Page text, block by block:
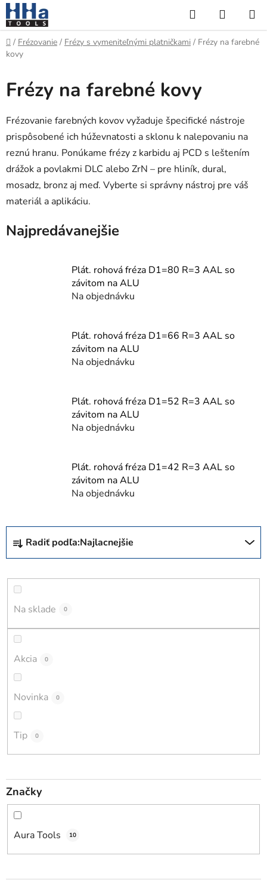
Prejsť
na
obsah
Hľadať
KOŠÍK
Domov
/ Frézovanie / Frézy s vymeniteľnými platničkami / Frézy na farebné
kovy
Frézy na farebné kovy
Frézovanie farebných kovov vyžaduje špecifické nástroje
prispôsobené ich húževnatosti a sklonu k nalepovaniu na
reznú hranu. Ponúkame frézy z karbidu aj PCD s leštením
drážok a povlakmi DLC alebo ZrN – pre hliník, dural,
mosadz, bronz aj meď. Vyberte si správny nástroj pre váš
materiál a aplikáciu.
Najpredávanejšie
Plát. rohová fréza D1=80 R=3 AAL so
závitom na ALU
Na objednávku
Plát. rohová fréza D1=66 R=3 AAL so
závitom na ALU
Na objednávku
Plát. rohová fréza D1=52 R=3 AAL so
závitom na ALU
Na objednávku
Plát. rohová fréza D1=42 R=3 AAL so
závitom na ALU
Na objednávku
R
d
e
e
o
Radiť podľa:Najlacnejšie
Na sklade 0
Akcia 0
Novinka 0
Tip 0
Značky
Aura Tools 10